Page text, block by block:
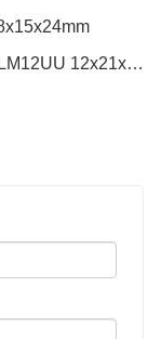
Próximo : Rodamiento Lineal De Bolas LM12UU 12x21x30mm